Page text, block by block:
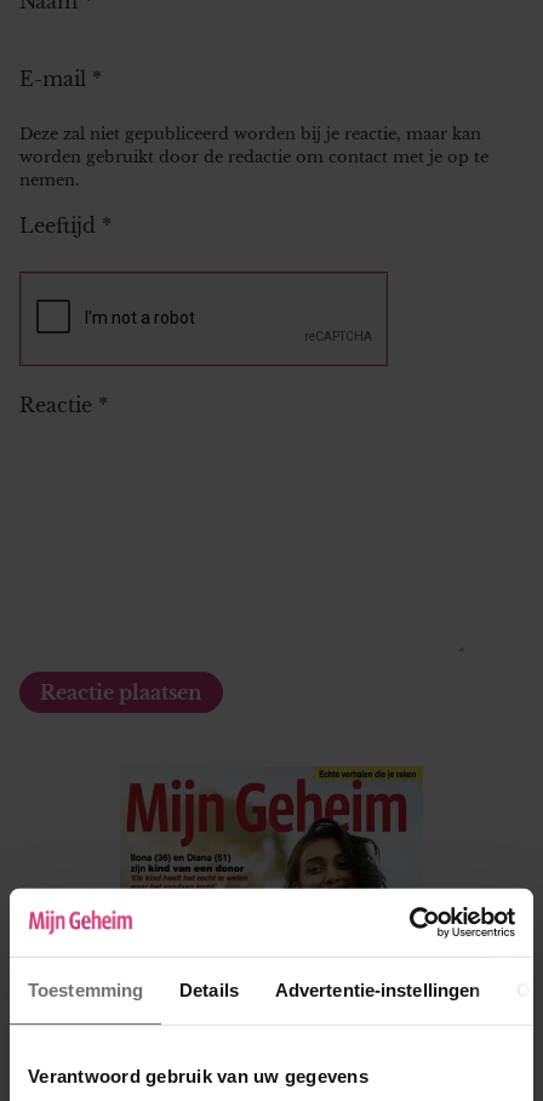
Toestemming Details Advertentie-instellingen
Verantwoord gebruik van uw gegevens
E-mail *
Deze zal niet gepubliceerd worden bij je reactie, maar kan
worden gebruikt door de redactie om contact met je op te
nemen.
Leeftijd *
Reactie *